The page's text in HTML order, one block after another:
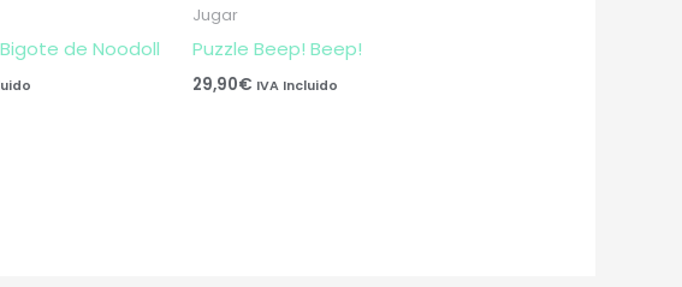
de Noodoll
Jugar
Puzzle Beep! Beep!
29,90€ IVA Incluido